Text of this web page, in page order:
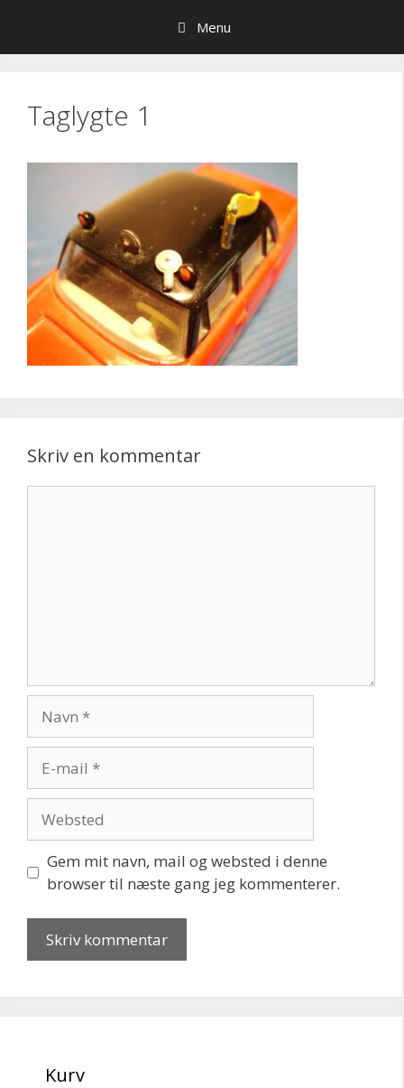
indhold
Menu
Taglygte 1
Skriv en kommentar
mail
Gem mit navn, mail og websted i denne
browser til næste gang jeg kommenterer.
Kurv